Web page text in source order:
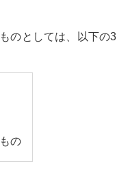
のとしては、以下の3
の